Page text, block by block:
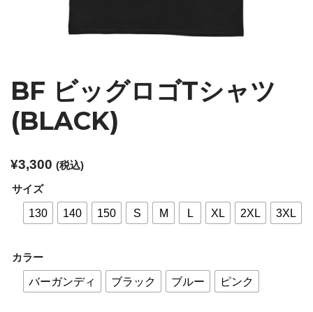
BF ビッグロゴTシャツ
(BLACK)
¥3,300 (税込)
サイズ
130 140 150 S M L XL 2XL 3XL
カラー
バーガンディ ブラック ブルー ピンク